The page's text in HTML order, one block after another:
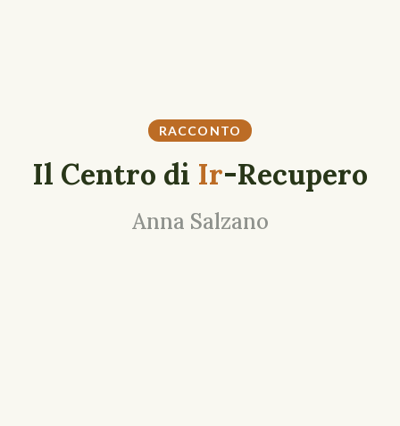
RACCONTO
Il Centro di Ir-Recupero
Anna Salzano